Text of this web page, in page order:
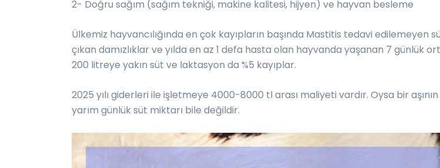
2- Doğru sağım (sağım tekniği, makine kalitesi, hijyen) ve hayvan besleme
Ülkemiz hayvancılığında en çok kayıpların başında Mastitis tedavi edilemeyen
çıkan damızlıklar ve yılda en az 1 defa hasta olan hayvanda yaşanan 7 günlük
200 litreye yakın süt ve laktasyon da %5 kayıplar.
2025 yılı giderleri ile işletmeye 4000-8000 tl arası maliyeti vardır. Oysa bir
yarım günlük süt miktarı bile değildir.